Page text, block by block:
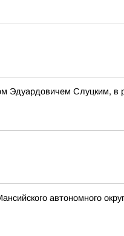
Эдуардовичем Слуцким, в
автономного